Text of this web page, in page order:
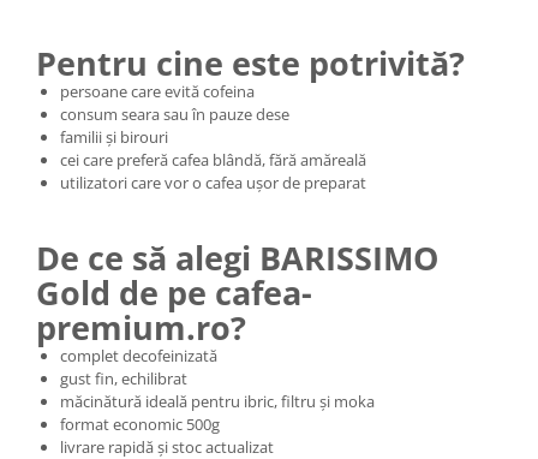
Pentru cine este potrivită?
persoane care evită cofeina
consum seara sau în pauze dese
familii și birouri
cei care preferă cafea blândă, fără amăreală
utilizatori care vor o cafea ușor de preparat
De ce să alegi BARISSIMO
Gold de pe cafea-
premium.ro?
complet decofeinizată
gust fin, echilibrat
măcinătură ideală pentru ibric, filtru și moka
format economic 500g
livrare rapidă și stoc actualizat